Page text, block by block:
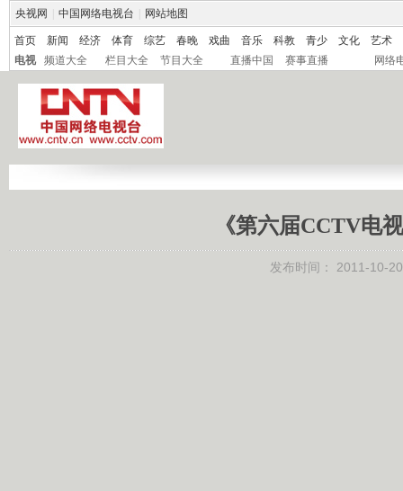
央视网 中国网络电视台 网站地图
首页 新闻 经济 体育 综艺 春晚 戏曲 音乐 科教 青少 文化
艺术
电视
频道大全 栏目大全 节目大全 直播中国 赛事直播 网络
《第六届CCTV电
发布时间： 2011-10-